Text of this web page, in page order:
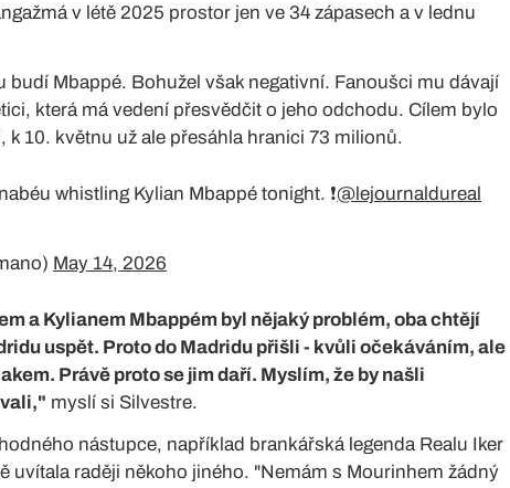
v létě 2025 prostor jen ve 34 zápasech a v lednu
budí Mbappé. Bohužel však negativní. Fanoušci mu dávají
která má vedení přesvědčit o jeho odchodu. Cílem bylo
10. květnu už ale přesáhla hranici 73 milionů.
whistling Kylian Mbappé tonight. ❗️@lejournaldureal
May 14, 2026
a Kylianem Mbappém byl nějaký problém, oba chtějí
uspět. Proto do Madridu přišli - kvůli očekáváním, ale
Právě proto se jim daří. Myslím, že by našli
myslí si Silvestre.
nástupce, například brankářská legenda Realu Iker
uvítala raději někoho jiného. "Nemám s Mourinhem žádný